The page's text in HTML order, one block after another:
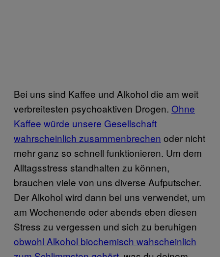
Bei uns sind Kaffee und Alkohol die am weit
verbreitesten psychoaktiven Drogen. Ohne
Kaffee würde unsere Gesellschaft
wahrscheinlich zusammenbrechen oder nicht
mehr ganz so schnell funktionieren. Um dem
Alltagsstress standhalten zu können,
brauchen viele von uns diverse Aufputscher.
Der Alkohol wird dann bei uns verwendet, um
am Wochenende oder abends eben diesen
Stress zu vergessen und sich zu beruhigen
obwohl Alkohol biochemisch wahscheinlich